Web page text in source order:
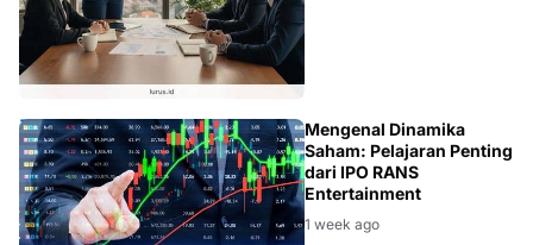
INVESTASI
Mengenal Dinamika
Saham: Pelajaran Penting
dari IPO RANS
Entertainment
1 week ago